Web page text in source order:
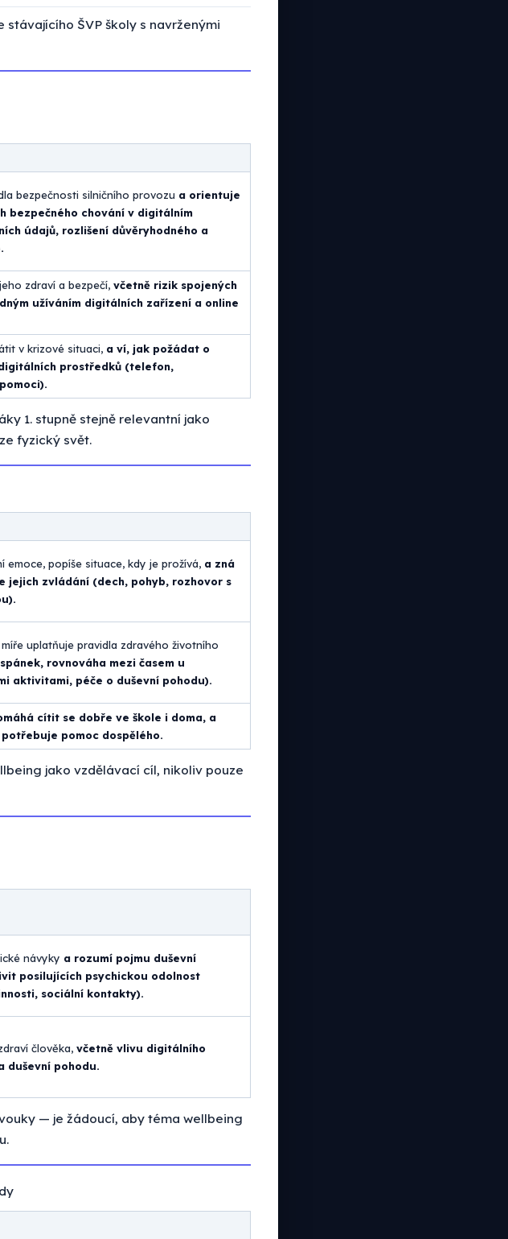
ŠVP školy s navrženými
bezpečnosti silničního provozu a orientuje
bezpečného chování v digitálním
údajů, rozlišení důvěryhodného a
zdraví a bezpečí, včetně rizik spojených
užíváním digitálních zařízení a online
v krizové situaci, a ví, jak požádat o
prostředků (telefon,
1. stupně stejně relevantní jako
fyzický svět.
emoce, popíše situace, kdy je prožívá, a zná
jejich zvládání (dech, pohyb, rozhovor s
uplatňuje pravidla zdravého životního
rovnováha mezi časem u
aktivitami, péče o duševní pohodu).
cítit se dobře ve škole i doma, a
pomoc dospělého.
jako vzdělávací cíl, nikoliv pouze
návyky a rozumí pojmu duševní
posilujících psychickou odolnost
sociální kontakty).
člověka, včetně vlivu digitálního
duševní pohodu.
— je žádoucí, aby téma wellbeing